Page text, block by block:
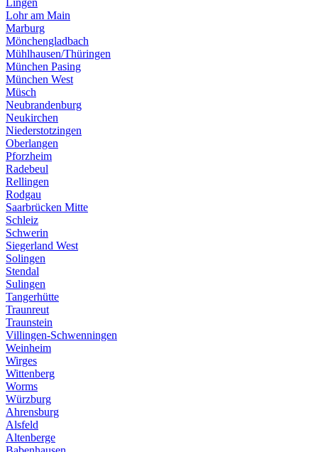
Lingen
Lohr am Main
Marburg
Mönchengladbach
Mühlhausen/Thüringen
München Pasing
München West
Müsch
Neubrandenburg
Neukirchen
Niederstotzingen
Oberlangen
Pforzheim
Radebeul
Rellingen
Rodgau
Saarbrücken Mitte
Schleiz
Schwerin
Siegerland West
Solingen
Stendal
Sulingen
Tangerhütte
Traunreut
Traunstein
Villingen-Schwenningen
Weinheim
Wirges
Wittenberg
Worms
Würzburg
Ahrensburg
Alsfeld
Altenberge